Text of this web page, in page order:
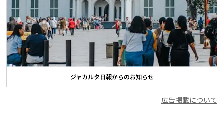
ジャカルタ日報からのお知らせ
広告掲載について